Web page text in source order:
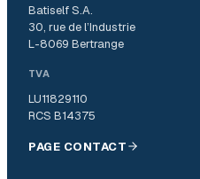
Batiself S.A.
30, rue de l’Industrie
L-8069 Bertrange
TVA
LU11829110
RCS B14375
PAGE CONTACT